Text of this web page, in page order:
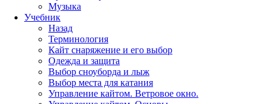
Музыка
Учебник
Назад
Терминология
Кайт снаряжение и его выбор
Одежда и защита
Выбор сноуборда и лыж
Выбор места для катания
Управление кайтом. Ветровое окно.